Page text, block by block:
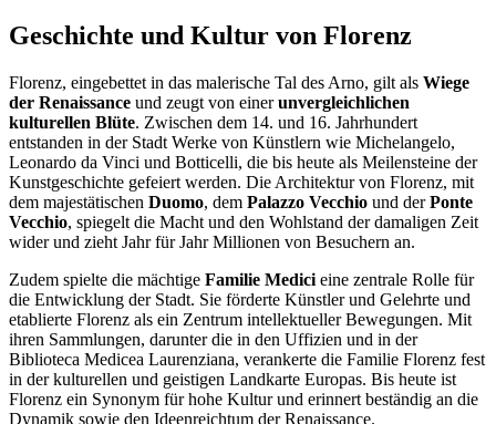
Geschichte und Kultur von Florenz
Florenz, eingebettet in das malerische Tal des Arno, gilt als Wiege
der Renaissance und zeugt von einerunvergleichlichen
kulturellen Blüte. Zwischen dem 14. und 16. Jahrhundert
entstanden in der Stadt Werke von Künstlern wie Michelangelo,
Leonardo da Vinci und Botticelli, die bis heute als Meilensteine der
Kunstgeschichte gefeiert werden. Die Architektur von Florenz, mit
dem majestätischen Duomo, dem Palazzo Vecchio und derPonte
Vecchio, spiegelt die Macht und den Wohlstand der damaligen Zeit
wider und zieht Jahr für Jahr Millionen von Besuchern an.
Zudem spielte die mächtige Familie Medici eine zentrale Rolle für
die Entwicklung der Stadt. Sie förderte Künstler und Gelehrte und
etablierte Florenz als ein Zentrum intellektueller Bewegungen. Mit
ihren Sammlungen, darunter die in den Uffizien und in der
Biblioteca Medicea Laurenziana, verankerte die Familie Florenz fest
in der kulturellen und geistigen Landkarte Europas. Bis heute ist
Florenz ein Synonym für hohe Kultur und erinnert beständig an die
Dynamik sowie den Ideenreichtum der Renaissance.